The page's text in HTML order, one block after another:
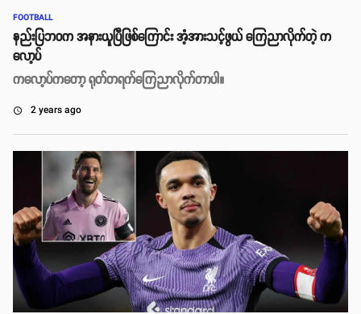
FOOTBALL
နည်းပြဘဝက အနားယူပြီဖြစ်ကြောင်း အံ့အားသင့်ဖွယ် ကြေညာလိုက်တဲ့ က
လော့ပ်
ကလော့ပ်ကတော့ ရုတ်တရက်ကြေညာလိုက်တာပါ။
access_time 2 years ago